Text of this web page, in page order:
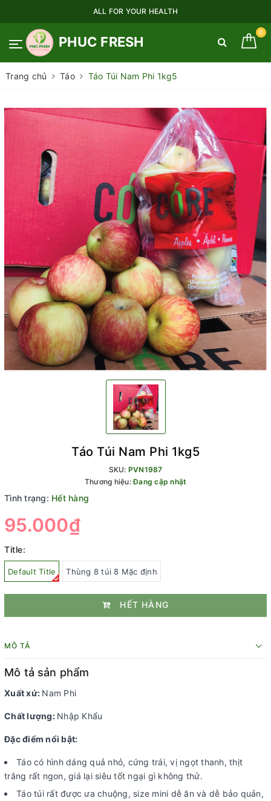
ALL FOR YOUR HEALTH
PHUC FRESH
0
Trang chủ Táo Táo Túi Nam Phi 1kg5
Táo Túi Nam Phi 1kg5
SKU: PVN1987
Thương hiệu:Đang cập nhật
Tình trạng: Hết hàng
95.000₫
Title:
Default Title Thùng 8 túi 8 Mặc định
HẾT HÀNG
MÔ TẢ
Mô tả sản phẩm
Xuất xứ: Nam Phi
Chất lượng: Nhập Khẩu
Đặc điểm nổi bật:
Táo có hình dáng quả nhỏ, cứng trái, vị ngọt thanh, thịt
trắng rất ngon, giá lại siêu tốt ngại gì không thử.
Táo túi rất được ưa chuộng, size mini dễ ăn và dễ bảo quản,